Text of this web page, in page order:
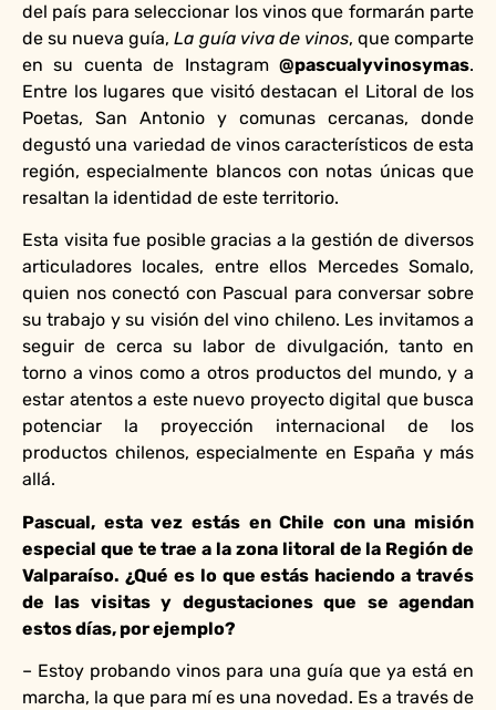
del país para seleccionar los vinos que formarán parte
de su nueva guía,La guía viva de vinos, que comparte
en su cuenta de Instagram @pascualyvinosymas.
Entre los lugares que visitó destacan el Litoral de los
Poetas, San Antonio y comunas cercanas, donde
degustó una variedad de vinos característicos de esta
región, especialmente blancos con notas únicas que
resaltan la identidad de este territorio.
Esta visita fue posible gracias a la gestión de diversos
articuladores locales, entre ellos Mercedes Somalo,
quien nos conectó con Pascual para conversar sobre
su trabajo y su visión del vino chileno. Les invitamos a
seguir de cerca su labor de divulgación, tanto en
torno a vinos como a otros productos del mundo, y a
estar atentos a este nuevo proyecto digital que busca
potenciar la proyección internacional de los
productos chilenos, especialmente en España y más
allá.
Pascual, esta vez estás en Chile con una misión
especial que te trae a la zona litoral de la Región de
Valparaíso. ¿Qué es lo que estás haciendo a través
de las visitas y degustaciones que se agendan
estos días, por ejemplo?
– Estoy probando vinos para una guía que ya está en
marcha, la que para mí es una novedad. Es a través de